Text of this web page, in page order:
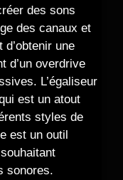
des sons
des canaux et
d’obtenir une
d’un overdrive
L’égaliseur
est un atout
styles de
est un outil
sonores.